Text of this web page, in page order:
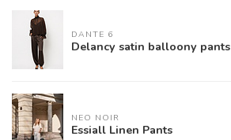
DANTE 6
Delancy satin balloony pants
NEO NOIR
Essiall Linen Pants